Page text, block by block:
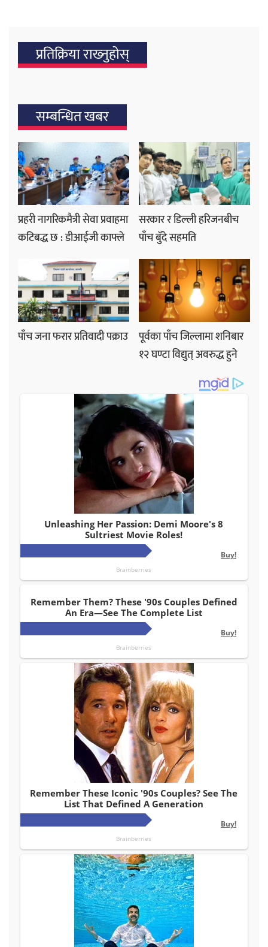
प्रतिक्रिया राख्‍नुहोस्
सम्बन्धित खबर
प्रहरी नागरिकमैत्री सेवा प्रवाहमा
कटिबद्ध छ : डीआईजी काफ्ले
सरकार र डिल्ली हरिजनबीच
पाँच बुँदे सहमति
पाँच जना फरार प्रतिवादी पक्राउ पूर्वका पाँच जिल्लामा शनिबार
१२ घण्टा विद्युत् अवरुद्ध हुने